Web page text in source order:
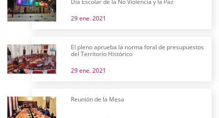
Día Escolar de la No Violencia y la Paz
29 ene. 2021
El pleno aprueba la norma foral de presupuestos
del Territorio Histórico
29 ene. 2021
Reunión de la Mesa